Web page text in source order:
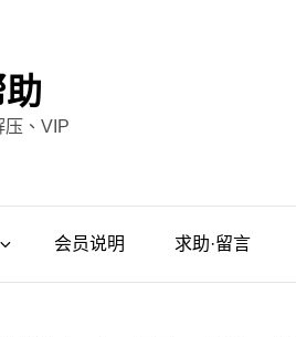
压、VIP
会员说明 求助·留言